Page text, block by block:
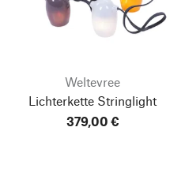
Weltevree
Lichterkette Stringlight
379,00 €